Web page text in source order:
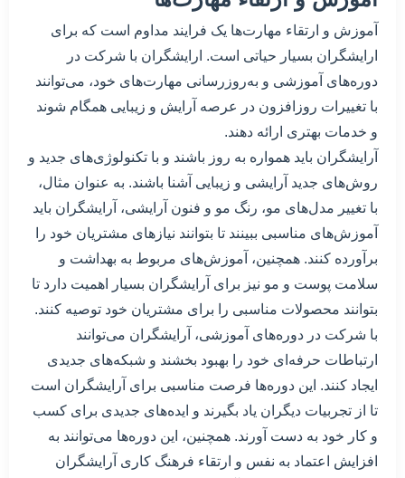
آموزش و ارتقاء مهارت‌ها یک فرایند مداوم است که برای
ارایشگران بسیار حیاتی است. ارایشگران با شرکت در
دوره‌های آموزشی و به‌روزرسانی مهارت‌های خود، می‌توانند
با تغییرات روزافزون در عرصه آرایش و زیبایی همگام شوند
و خدمات بهتری ارائه دهند.
آرایشگران باید همواره به روز باشند و با تکنولوژی‌های جدید و
روش‌های جدید آرایشی و زیبایی آشنا باشند. به عنوان مثال،
با تغییر مدل‌های مو، رنگ مو و فنون آرایشی، آرایشگران باید
آموزش‌های مناسبی ببینند تا بتوانند نیازهای مشتریان خود را
برآورده کنند. همچنین، آموزش‌های مربوط به بهداشت و
سلامت پوست و مو نیز برای آرایشگران بسیار اهمیت دارد تا
بتوانند محصولات مناسبی را برای مشتریان خود توصیه کنند.
با شرکت در دوره‌های آموزشی، آرایشگران می‌توانند
ارتباطات حرفه‌ای خود را بهبود بخشند و شبکه‌های جدیدی
ایجاد کنند. این دوره‌ها فرصت مناسبی برای آرایشگران است
تا از تجربیات دیگران یاد بگیرند و ایده‌های جدیدی برای کسب
و کار خود به دست آورند. همچنین، این دوره‌ها می‌توانند به
افزایش اعتماد به نفس و ارتقاء فرهنگ کاری آرایشگران